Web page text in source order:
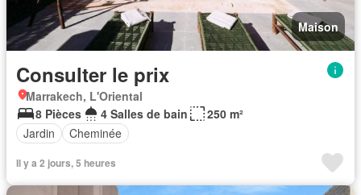
Maison
Consulter le prix
Marrakech, L'Oriental
8 Pièces
4 Salles de bain
250 m²
Jardin
Cheminée
Il y a 2 jours, 5 heures